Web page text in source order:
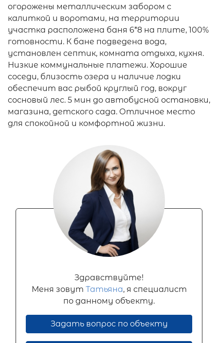
огорожены металлическим забором с
калиткой и воротами, на территории
участка расположена баня 6*8 на плите, 100%
готовности. К бане подведена вода,
установлен септик, комната отдыха, кухня.
Низкие коммунальные платежи. Хорошие
соседи, близость озера и наличие лодки
обеспечит вас рыбой круглый год, вокруг
сосновый лес. 5 мин до автобусной остановки,
магазина, детского сада. Отличное место
для спокойной и комфортной жизни.
Здравствуйте!
Меня зовут Татьяна, я специалист
по данному объекту.
Задать вопрос по объекту